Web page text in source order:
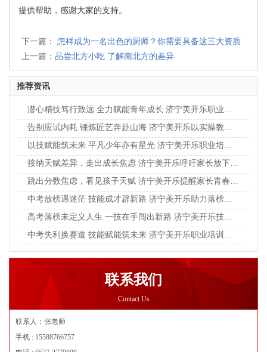
提供帮助，感谢大家的支持。
下一篇： 怎样成为一名出色的厨师？你需要具备这三大资质
上一篇： 品尝北方小吃 了解南北方的差异
推荐资讯
联系我们
Contact Us
联系人：张老师
手机 : 15588766757